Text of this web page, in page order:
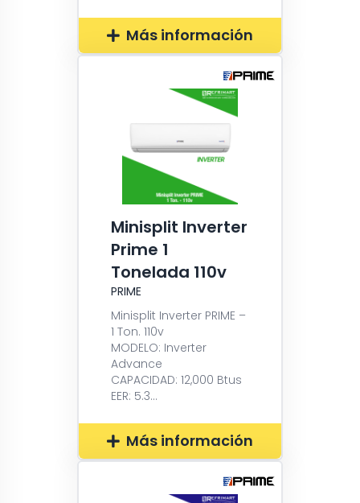
Más información
Minisplit Inverter
Prime 1
Tonelada 110v
PRIME
Minisplit Inverter PRIME –
1 Ton. 110v
MODELO: Inverter
Advance
CAPACIDAD: 12,000 Btus
EER: 5.3...
Más información